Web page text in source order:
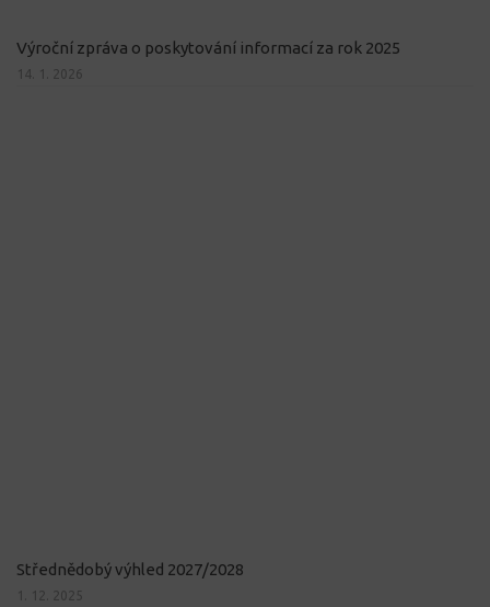
Výroční zpráva o poskytování informací za rok 2025
14. 1. 2026
Střednědobý výhled 2027/2028
1. 12. 2025